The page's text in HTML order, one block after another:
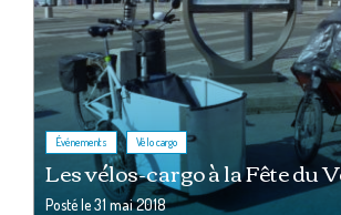
Événements , Vélo cargo
Les vélos-cargo à la Fête du
Posté le31 mai 2018